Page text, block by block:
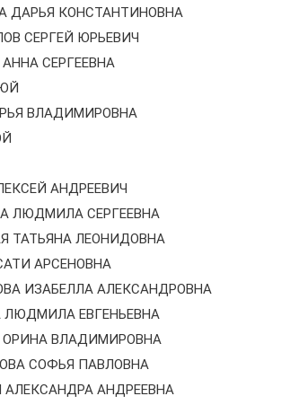
ДАРЬЯ КОНСТАНТИНОВНА
СЕРГЕЙ ЮРЬЕВИЧ
СЕРГЕЕВНА
ВЛАДИМИРОВНА
АНДРЕЕВИЧ
ЛЮДМИЛА СЕРГЕЕВНА
ТАТЬЯНА ЛЕОНИДОВНА
АРСЕНОВНА
ИЗАБЕЛЛА АЛЕКСАНДРОВНА
ЕВГЕНЬЕВНА
ОРИНА ВЛАДИМИРОВНА
СОФЬЯ ПАВЛОВНА
АНДРЕЕВНА